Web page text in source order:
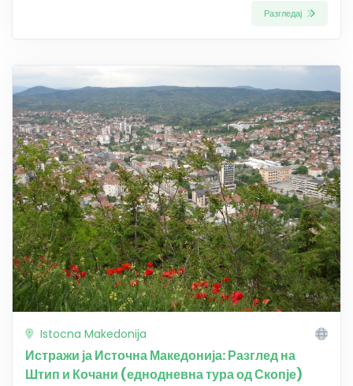
Разгледај
Istocna Makedonija
Истражи ја Источна Македонија: Разглед на
Штип и Кочани (еднодневна тура од Скопје)